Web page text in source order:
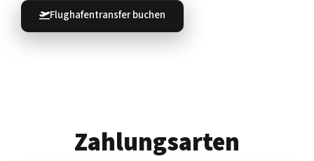
Flughafentransfer buchen
Zahlungsarten